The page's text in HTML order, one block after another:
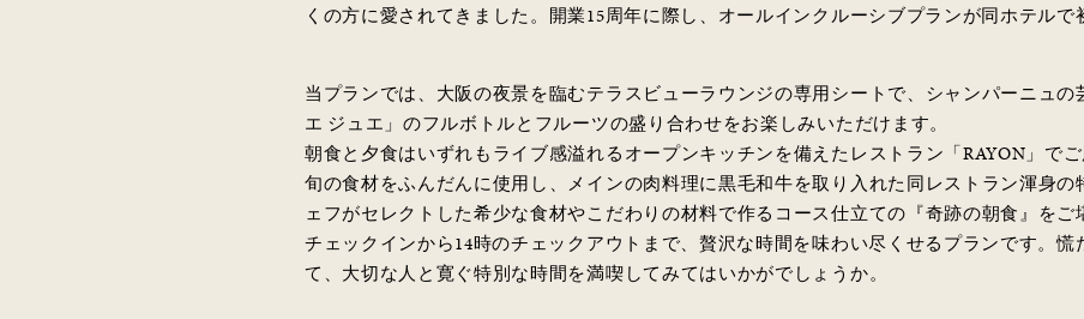
くの方に愛されてきました。開業15周年に際し、オールインクルーシブプランが同ホテルで
当プランでは、大阪の夜景を臨むテラスビューラウンジの専用シートで、シャンパーニュの
エ ジュエ」のフルボトルとフルーツの盛り合わせをお楽しみいただけます。
朝食と夕食はいずれもライブ感溢れるオープンキッチンを備えたレストラン「RAYON」で
旬の食材をふんだんに使用し、メインの肉料理に黒毛和牛を取り入れた同レストラン渾身の
ェフがセレクトした希少な食材やこだわりの材料で作るコース仕立ての『奇跡の朝食』をご
チェックインから14時のチェックアウトまで、贅沢な時間を味わい尽くせるプランです。
て、大切な人と寛ぐ特別な時間を満喫してみてはいかがでしょうか。